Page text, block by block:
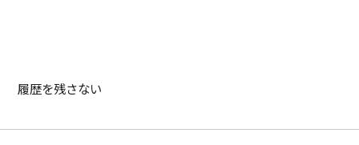
履歴を残さない